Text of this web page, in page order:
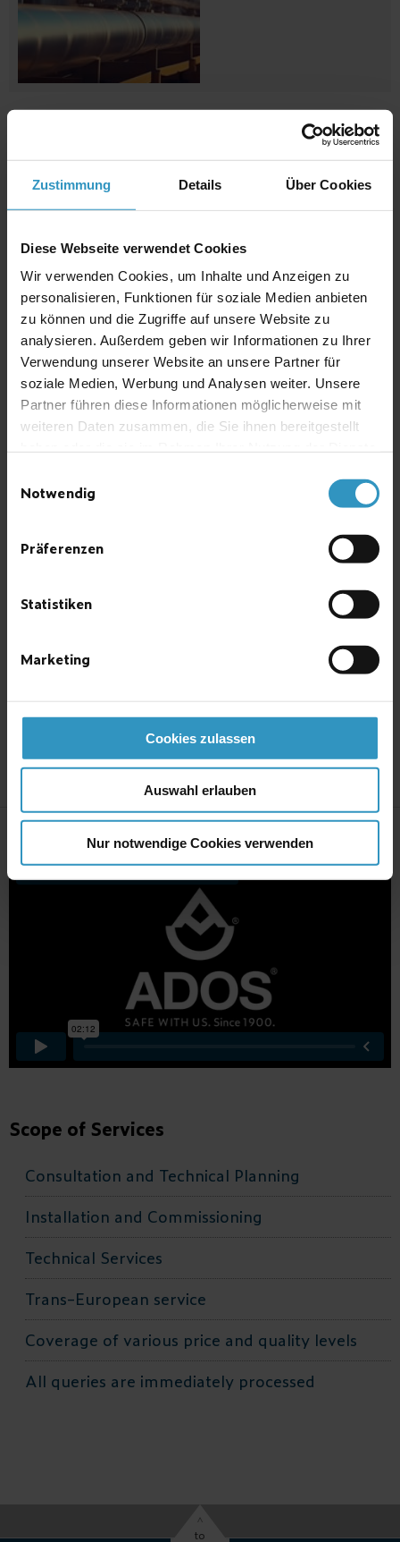
Zustimmung Details Über Cookies
Diese Webseite verwendet Cookies
Wir verwenden Cookies, um Inhalte und Anzeigen zu
personalisieren, Funktionen für soziale Medien anbieten
zu können und die Zugriffe auf unsere Website zu
analysieren. Außerdem geben wir Informationen zu Ihrer
Verwendung unserer Website an unsere Partner für
soziale Medien, Werbung und Analysen weiter. Unsere
Partner führen diese Informationen möglicherweise mit
weiteren Daten zusammen, die Sie ihnen bereitgestellt
Notwendig
Präferenzen
Statistiken
Marketing
Cookies zulassen
Auswahl erlauben
Nur notwendige Cookies verwenden
Unsere Kunden sind so vielfältig
wie die zu lösenden
Messaufgaben: Vom Landwirt
Produktionsunternehmen bis
zum Kraftwerksbetreiber werden
die Erfordernisse unserer
Kunden erfüllt.
Representations abroad
Unsere Auslandsvertretungen
Ansprechpartner für ADOS
Produkte in Ihrer Nähe. Weltweit
erstklassige Montage und einen
zuverlässigen vor Ort Service.
Scope of Services
Consultation and Technical Planning
Installation and Commissioning
Technical Services
Trans-European service
Coverage of various price and quality levels
All queries are immediately processed
^
to